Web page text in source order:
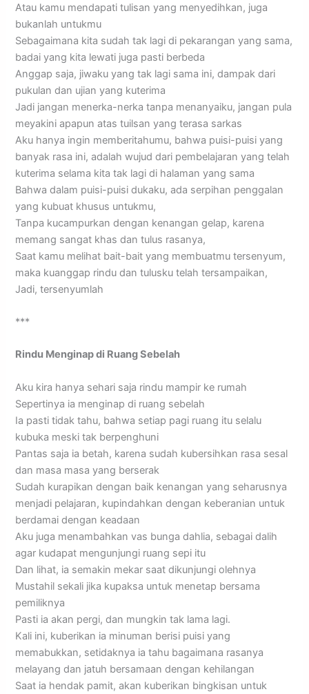
Atau kamu mendapati tulisan yang menyedihkan, juga
bukanlah untukmu
Sebagaimana kita sudah tak lagi di pekarangan yang sama,
badai yang kita lewati juga pasti berbeda
Anggap saja, jiwaku yang tak lagi sama ini, dampak dari
pukulan dan ujian yang kuterima
Jadi jangan menerka-nerka tanpa menanyaiku, jangan pula
meyakini apapun atas tuilsan yang terasa sarkas
Aku hanya ingin memberitahumu, bahwa puisi-puisi yang
banyak rasa ini, adalah wujud dari pembelajaran yang telah
kuterima selama kita tak lagi di halaman yang sama
Bahwa dalam puisi-puisi dukaku, ada serpihan penggalan
yang kubuat khusus untukmu,
Tanpa kucampurkan dengan kenangan gelap, karena
memang sangat khas dan tulus rasanya,
Saat kamu melihat bait-bait yang membuatmu tersenyum,
maka kuanggap rindu dan tulusku telah tersampaikan,
Jadi, tersenyumlah
***
Rindu Menginap di Ruang Sebelah
Aku kira hanya sehari saja rindu mampir ke rumah
Sepertinya ia menginap di ruang sebelah
Ia pasti tidak tahu, bahwa setiap pagi ruang itu selalu
kubuka meski tak berpenghuni
Pantas saja ia betah, karena sudah kubersihkan rasa sesal
dan masa masa yang berserak
Sudah kurapikan dengan baik kenangan yang seharusnya
menjadi pelajaran, kupindahkan dengan keberanian untuk
berdamai dengan keadaan
Aku juga menambahkan vas bunga dahlia, sebagai dalih
agar kudapat mengunjungi ruang sepi itu
Dan lihat, ia semakin mekar saat dikunjungi olehnya
Mustahil sekali jika kupaksa untuk menetap bersama
pemiliknya
Pasti ia akan pergi, dan mungkin tak lama lagi.
Kali ini, kuberikan ia minuman berisi puisi yang
memabukkan, setidaknya ia tahu bagaimana rasanya
melayang dan jatuh bersamaan dengan kehilangan
Saat ia hendak pamit, akan kuberikan bingkisan untuk